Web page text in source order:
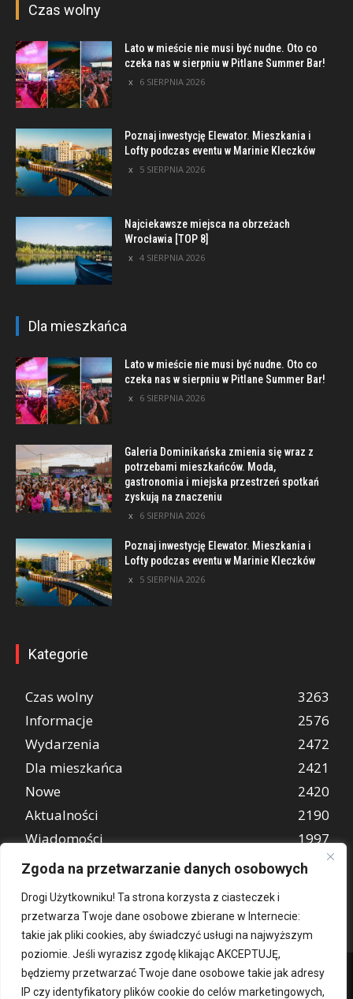
Zgoda na przetwarzanie danych osobowych
Drogi Użytkowniku! Ta strona korzysta z ciasteczek i
przetwarza Twoje dane osobowe zbierane w Internecie:
takie jak pliki cookies, aby świadczyć usługi na najwyższym
poziomie. Jeśli wyrazisz zgodę klikając AKCEPTUJĘ,
będziemy przetwarzać Twoje dane osobowe takie jak adresy
IP czy identyfikatory plików cookie do celów marketingowych,
Czas wolny
Lato w mieście nie musi być nudne. Oto co
czeka nas w sierpniu w Pitlane Summer Bar!
6 SIERPNIA 2026
Poznaj inwestycję Elewator. Mieszkania i
Lofty podczas eventu w Marinie Kleczków
5 SIERPNIA 2026
Najciekawsze miejsca na obrzeżach
Wrocławia [TOP 8]
4 SIERPNIA 2026
Dla mieszkańca
Lato w mieście nie musi być nudne. Oto co
czeka nas w sierpniu w Pitlane Summer Bar!
6 SIERPNIA 2026
Galeria Dominikańska zmienia się wraz z
potrzebami mieszkańców. Moda,
gastronomia i miejska przestrzeń spotkań
zyskują na znaczeniu
6 SIERPNIA 2026
Poznaj inwestycję Elewator. Mieszkania i
Lofty podczas eventu w Marinie Kleczków
5 SIERPNIA 2026
Kategorie
Czas wolny
3263
Informacje
2576
Wydarzenia
2472
Dla mieszkańca
2421
Nowe
2420
Aktualności
2190
Wiadomości
1997
REKLAMA
849